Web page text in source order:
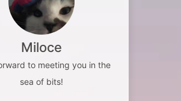
Miloce
to meeting you in the
sea of bits!